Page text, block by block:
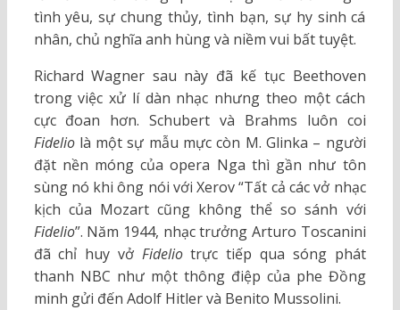
tình yêu, sự chung thủy, tình bạn, sự hy sinh cá
nhân, chủ nghĩa anh hùng và niềm vui bất tuyệt.
Richard Wagner sau này đã kế tục Beethoven
trong việc xử lí dàn nhạc nhưng theo một cách
cực đoan hơn. Schubert và Brahms luôn coi
Fideliolà một sự mẫu mực còn M. Glinka – người
đặt nền móng của opera Nga thì gần như tôn
sùng nó khi ông nói với Xerov “Tất cả các vở nhạc
kịch của Mozart cũng không thể so sánh với
Fidelio”. Năm 1944, nhạc trưởng Arturo Toscanini
đã chỉ huy vở Fideliotrực tiếp qua sóng phát
thanh NBC như một thông điệp của phe Đồng
minh gửi đến Adolf Hitler và Benito Mussolini.